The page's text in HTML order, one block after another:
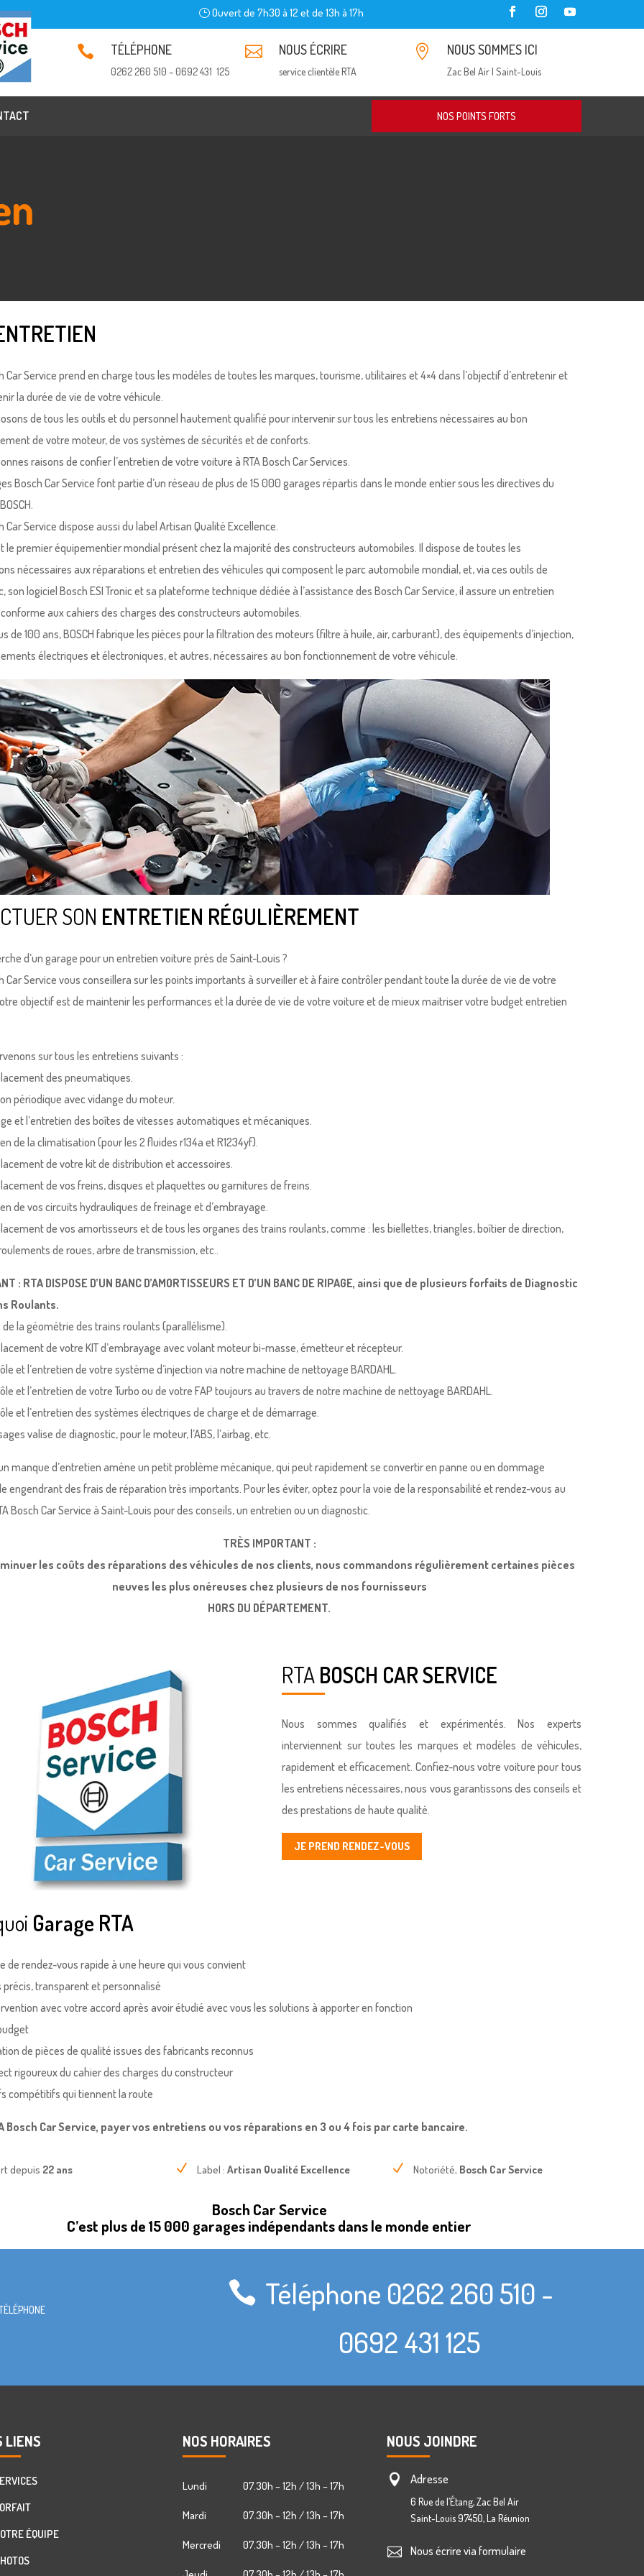
Ouvert de 7h30 à 12 et de 13h à 17h
 TÉLÉPHONE
0262 260 510 – 0692 431 125
 NOUS ÉCRIRE
service clientèle RTA
 NOUS SOMMES ICI
Zac Bel Air | Saint-Louis
NOS POINTS FORTS
Car Service prend en charge tous les modèles de toutes les marques, tourisme, utilitaires et 4×4 dans l’objectif d’entretenir et
la durée de vie de votre véhicule.
de tous les outils et du personnel hautement qualifié pour intervenir sur tous les entretiens nécessaires au bon
de votre moteur, de vos systèmes de sécurités et de conforts.
raisons de confier l’entretien de votre voiture à RTA Bosch Car Services.
Bosch Car Service font partie d’un réseau de plus de 15 000 garages répartis dans le monde entier sous les directives du
Car Service dispose aussi du label Artisan Qualité Excellence.
le premier équipementier mondial présent chez la majorité des constructeurs automobiles. Il dispose de toutes les
nécessaires aux réparations et entretien des véhicules qui composent le parc automobile mondial, et, via ces outils de
son logiciel Bosch ESI Tronic et sa plateforme technique dédiée à l’assistance des Bosch Car Service, il assure un entretien
aux cahiers des charges des constructeurs automobiles.
de 100 ans, BOSCH fabrique les pièces pour la filtration des moteurs (filtre à huile, air, carburant), des équipements d’injection,
électriques et électroniques, et autres, nécessaires au bon fonctionnement de votre véhicule.
SON ENTRETIEN RÉGULIÈREMENT
d’un garage pour un entretien voiture près de Saint-Louis ?
Car Service vous conseillera sur les points importants à surveiller et à faire contrôler pendant toute la durée de vie de votre
objectif est de maintenir les performances et la durée de vie de votre voiture et de mieux maitriser votre budget entretien
sur tous les entretiens suivants :
des pneumatiques.
périodique avec vidange du moteur.
et l’entretien des boîtes de vitesses automatiques et mécaniques.
de la climatisation (pour les 2 fluides r134a et R1234yf).
de votre kit de distribution et accessoires.
de vos freins, disques et plaquettes ou garnitures de freins.
de vos circuits hydrauliques de freinage et d’embrayage.
de vos amortisseurs et de tous les organes des trains roulants, comme : les biellettes, triangles, boîtier de direction,
de roues, arbre de transmission, etc..
: RTA DISPOSE D’UN BANC D’AMORTISSEURS ET D’UN BANC DE RIPAGE, ainsi que de plusieurs forfaits de Diagnostic
Roulants.
de la géométrie des trains roulants (parallélisme).
de votre KIT d’embrayage avec volant moteur bi-masse, émetteur et récepteur.
et l’entretien de votre système d’injection via notre machine de nettoyage BARDAHL.
et l’entretien de votre Turbo ou de votre FAP toujours au travers de notre machine de nettoyage BARDAHL.
et l’entretien des systèmes électriques de charge et de démarrage.
valise de diagnostic, pour le moteur, l’ABS, l’airbag, etc.
manque d’entretien amène un petit problème mécanique, qui peut rapidement se convertir en panne ou en dommage
engendrant des frais de réparation très importants. Pour les éviter, optez pour la voie de la responsabilité et rendez-vous au
Bosch Car Service à Saint-Louis pour des conseils, un entretien ou un diagnostic.
TRÈS IMPORTANT :
les coûts des réparations des véhicules de nos clients, nous commandons régulièrement certaines pièces
neuves les plus onéreuses chez plusieurs de nos fournisseurs
HORS DU DÉPARTEMENT.
RTA BOSCH CAR SERVICE
Nous sommes qualifiés et expérimentés. Nos experts
interviennent sur toutes les marques et modèles de véhicules,
rapidement et efficacement. Confiez-nous votre voiture pour tous
les entretiens nécessaires, nous vous garantissons des conseils et
des prestations de haute qualité.
JE PREND RENDEZ-VOUS
Garage RTA
de rendez-vous rapide à une heure qui vous convient
précis, transparent et personnalisé
avec votre accord après avoir étudié avec vous les solutions à apporter en fonction
de pièces de qualité issues des fabricants reconnus
rigoureux du cahier des charges du constructeur
compétitifs qui tiennent la route
Bosch Car Service, payer vos entretiens ou vos réparations en 3 ou 4 fois par carte bancaire.
depuis 22 ans N Label : Artisan Qualité Excellence N Notoriété, Bosch Car Service
Bosch Car Service
C’est plus de 15 000 garages indépendants dans le monde entier
Téléphone 0262 260 510 -
0692 431 125
LIENS
ÉQUIPE
NOS HORAIRES
Lundi 07.30h – 12h / 13h – 17h
Mardi 07.30h – 12h / 13h – 17h
Mercredi 07.30h – 12h / 13h – 17h
NOUS JOINDRE
 Adresse
6 Rue de l’Étang, Zac Bel Air
Saint-Louis 97450, La Réunion
 Nous écrire via formulaire